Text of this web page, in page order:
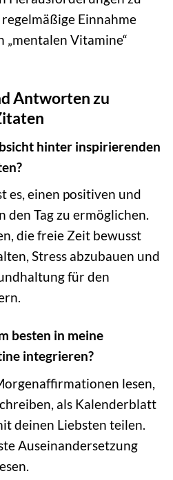
Einnahme
Vitamine“
Antworten zu
hinter inspirierenden
es, einen positiven und
Tag zu ermöglichen.
die freie Zeit bewusst
Stress abzubauen und
für den
besten in meine
integrieren?
lesen,
als Kalenderblatt
deinen Liebsten teilen.
Auseinandersetzung